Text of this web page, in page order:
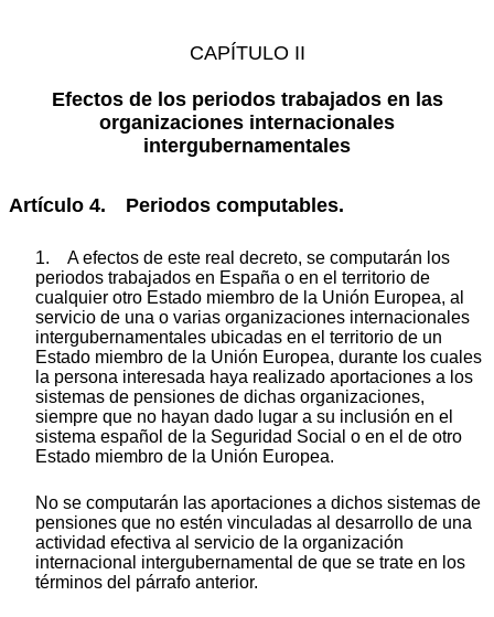
CAPÍTULO II
Efectos de los periodos trabajados en las
organizaciones internacionales
intergubernamentales
Artículo 4. Periodos computables.
1. A efectos de este real decreto, se computarán los
periodos trabajados en España o en el territorio de
cualquier otro Estado miembro de la Unión Europea, al
servicio de una o varias organizaciones internacionales
intergubernamentales ubicadas en el territorio de un
Estado miembro de la Unión Europea, durante los cuales
la persona interesada haya realizado aportaciones a los
sistemas de pensiones de dichas organizaciones,
siempre que no hayan dado lugar a su inclusión en el
sistema español de la Seguridad Social o en el de otro
Estado miembro de la Unión Europea.
No se computarán las aportaciones a dichos sistemas de
pensiones que no estén vinculadas al desarrollo de una
actividad efectiva al servicio de la organización
internacional intergubernamental de que se trate en los
términos del párrafo anterior.